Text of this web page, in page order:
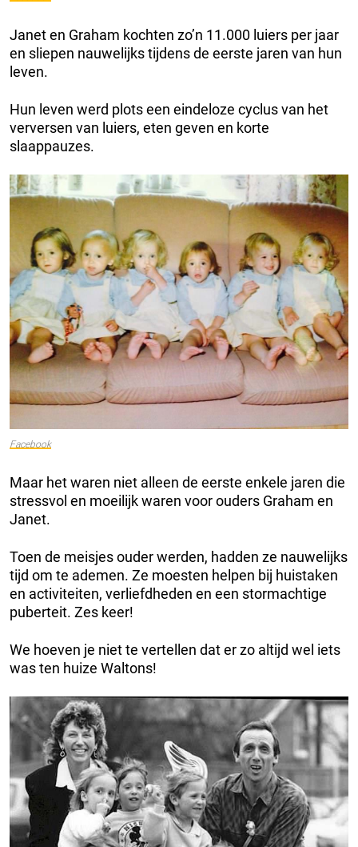
Janet en Graham kochten zo’n 11.000 luiers per jaar
en sliepen nauwelijks tijdens de eerste jaren van hun
leven.
Hun leven werd plots een eindeloze cyclus van het
verversen van luiers, eten geven en korte
slaappauzes.
Facebook
Maar het waren niet alleen de eerste enkele jaren die
stressvol en moeilijk waren voor ouders Graham en
Janet.
Toen de meisjes ouder werden, hadden ze nauwelijks
tijd om te ademen. Ze moesten helpen bij huistaken
en activiteiten, verliefdheden en een stormachtige
puberteit. Zes keer!
We hoeven je niet te vertellen dat er zo altijd wel iets
was ten huize Waltons!